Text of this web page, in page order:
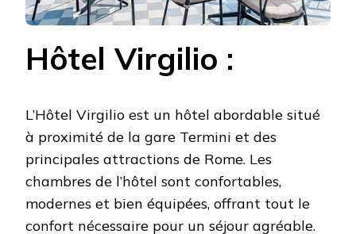
Hôtel Virgilio :
L’Hôtel Virgilio est un hôtel abordable situé
à proximité de la gare Termini et des
principales attractions de Rome. Les
chambres de l’hôtel sont confortables,
modernes et bien équipées, offrant tout le
confort nécessaire pour un séjour agréable.